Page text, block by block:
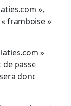
»,
framboise »
»
de passe
donc